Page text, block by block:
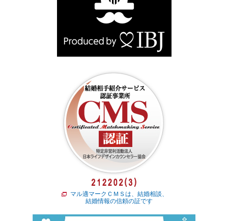
マル適マークＣＭＳは、結婚相談、
結婚情報の信頼の証です